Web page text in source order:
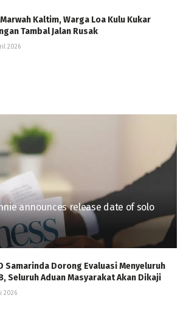
Kaltim, Warga Loa Kulu Kukar
Tambal Jalan Rusak
2026
announces release date of solo
Samarinda Dorong Evaluasi Menyeluruh
Seluruh Aduan Masyarakat Akan Dikaji
2026